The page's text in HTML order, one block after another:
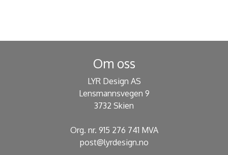
Om oss
LYR Design AS
Lensmannsvegen 9
3732 Skien
Org. nr. 915 276 741 MVA
post@lyrdesign.no